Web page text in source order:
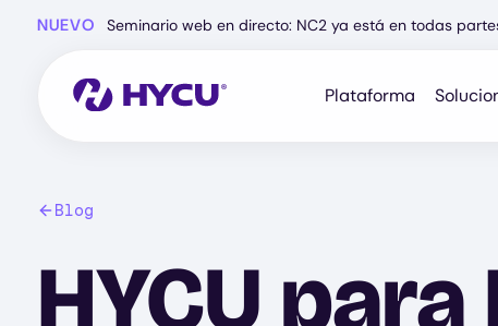
NUEVO Seminario web en directo: NC2 ya está en todas
Plataforma
Blog
HYCU